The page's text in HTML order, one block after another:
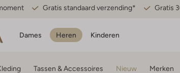
Gratis standaard verzending* Gratis
Dames Heren Kinderen
Tassen & Accessoires Nieuw Merken